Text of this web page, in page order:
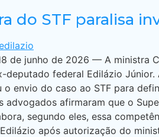
do STF paralisa
de junho de 2026 — A ministra
deputado federal Edilázio Júnior.
o envio do caso ao STF para
advogados afirmaram que o
segundo eles, essa
após autorização do